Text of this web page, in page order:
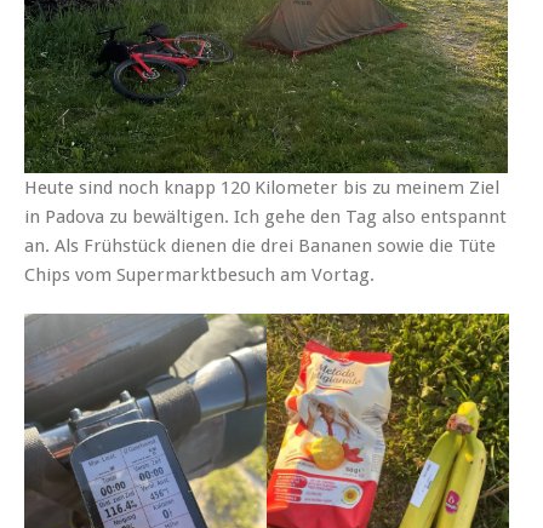
Heute sind noch knapp 120 Kilometer bis zu meinem Ziel
in Padova zu bewältigen. Ich gehe den Tag also entspannt
an. Als Frühstück dienen die drei Bananen sowie die Tüte
Chips vom Supermarktbesuch am Vortag.